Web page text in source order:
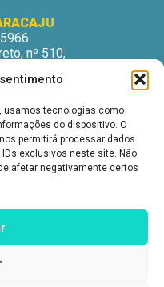
usamos tecnologias como
do dispositivo. O
permitirá processar dados
exclusivos neste site. Não
afetar negativamente certos
nº 510,
SE
Feira
às 16h
nº 395.
sala 914.
(BA)